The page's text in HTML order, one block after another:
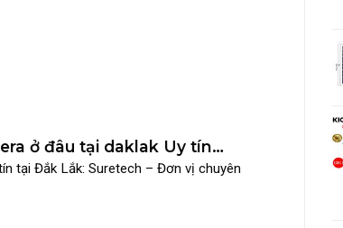
ở đâu tại daklak Uy tín
tại Đắk Lắk: Suretech – Đơn vị chuyên